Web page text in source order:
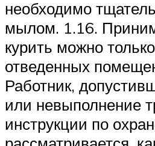
необходимо
мылом. 1.16.
курить можно
отведенных
Работник,
или невыполнение
инструкции по